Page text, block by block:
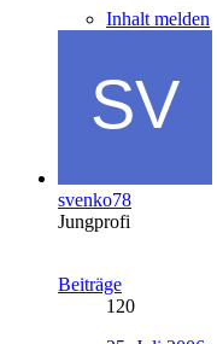
Inhalt melden
svenko78
Jungprofi
Beiträge
120